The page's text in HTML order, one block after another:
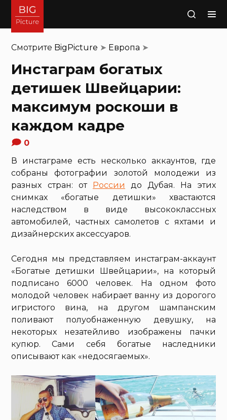
Поиск
Смотрите BigPicture ➤ Европа ➤
Инстаграм богатых
детишек Швейцарии:
максимум роскоши в
каждом кадре
0
В инстаграме есть несколько аккаунтов, где
собраны фотографии золотой молодежи из
разных стран: от России
до Дубая. На этих
снимках «богатые детишки» хвастаются
наследством в виде высококлассных
автомобилей, частных самолетов с яхтами и
дизайнерских аксессуаров.
Сегодня мы представляем инстаграм-аккаунт
«Богатые детишки Швейцарии», на который
подписано 6000 человек. На одном фото
молодой человек набирает ванну из дорогого
игристого вина, на другом шампанским
поливают полуобнаженную девушку, на
некоторых незатейливо изображены пачки
купюр. Сами себя богатые наследники
описывают как «недосягаемых».